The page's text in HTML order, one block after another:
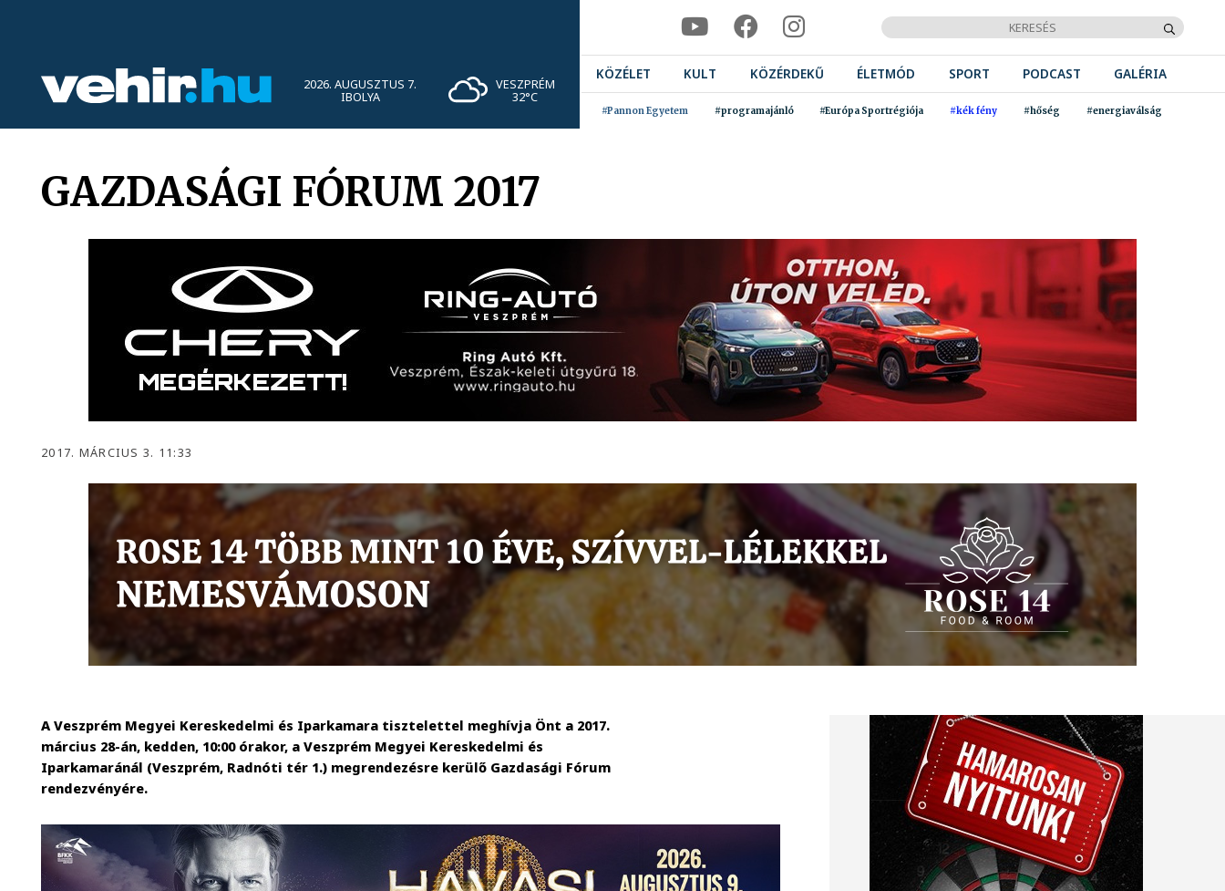
2026. AUGUSZTUS 7.
IBOLYA
VESZPRÉM
32°C
KÖZÉLET KULT KÖZÉRDEKŰ ÉLETMÓD SPORT PODCAST GALÉRIA
#Pannon Egyetem #programajánló #Európa Sportrégiója #kék fény #hőség #energiaválság
GAZDASÁGI FÓRUM 2017
2017. MÁRCIUS 3. 11:33
A Veszprém Megyei Kereskedelmi és Iparkamara tisztelettel meghívja Önt a 2017.
március 28-án, kedden, 10:00 órakor, a Veszprém Megyei Kereskedelmi és
Iparkamaránál (Veszprém, Radnóti tér 1.) megrendezésre kerülő Gazdasági Fórum
rendezvényére.